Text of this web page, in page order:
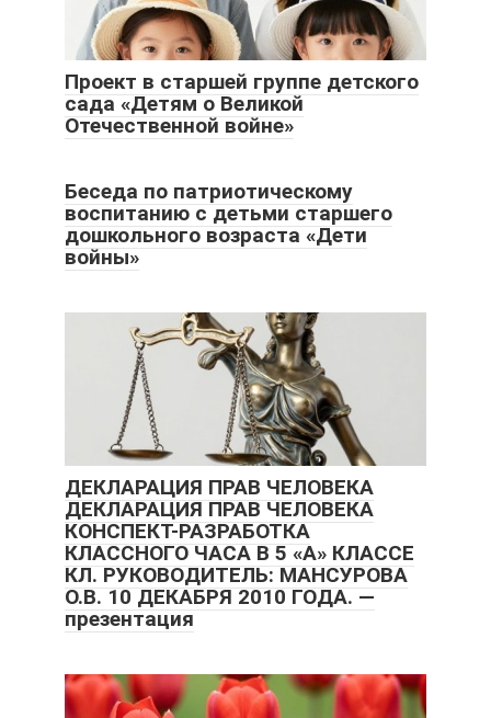
Проект в старшей группе детского
сада «Детям о Великой
Отечественной войне»
Беседа по патриотическому
воспитанию с детьми старшего
дошкольного возраста «Дети
войны»
ДЕКЛАРАЦИЯ ПРАВ ЧЕЛОВЕКА
ДЕКЛАРАЦИЯ ПРАВ ЧЕЛОВЕКА
КОНСПЕКТ-РАЗРАБОТКА
КЛАССНОГО ЧАСА В 5 «А» КЛАССЕ
КЛ. РУКОВОДИТЕЛЬ: МАНСУРОВА
О.В. 10 ДЕКАБРЯ 2010 ГОДА. —
презентация